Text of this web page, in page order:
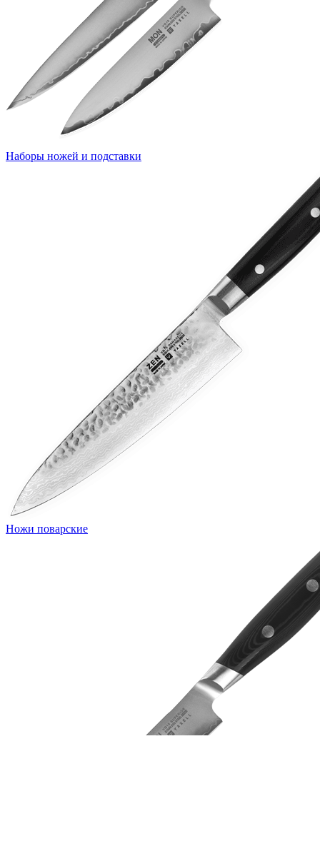
Наборы ножей и подставки
Ножи поварские